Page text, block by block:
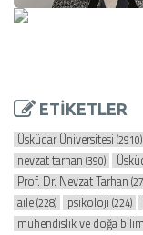
ETİKETLER
Üsküdar Üniversitesi(2910)
nevzat tarhan(390)
Prof. Dr. Nevzat Tarhan
aile(228) psikoloji (224)
mühendislik ve doğa